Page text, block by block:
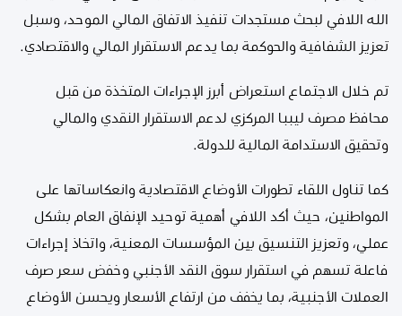
الله اللافي لبحث مستجدات تنفيذ الاتفاق المالي الموحد، وسبل
تعزيز الشفافية والحوكمة بما يدعم الاستقرار المالي والاقتصادي.
تم خلال الاجتماع استعراض أبرز الإجراءات المتخذة من قبل
محافظ مصرف ليببا المركزي لدعم الاستقرار النقدي والمالي
وتحقيق الاستدامة المالية للدولة.
كما تناول اللقاء تطورات الأوضاع الاقتصادية وانعكاساتها على
المواطنين، حيث أكد اللافي أهمية توحيد الإنفاق العام بشكل
عملي، وتعزيز التنسيق بين المؤسسات المعنية، واتخاذ إجراءات
فاعلة تسهم في استقرار سوق النقد الأجنبي وخفض سعر صرف
العملات الأجنبية، بما يخفف من ارتفاع الأسعار ويحسن الأوضاع